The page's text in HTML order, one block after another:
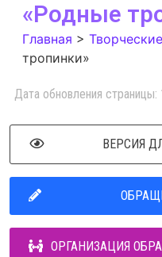
«Родные
Главная >
тропинки»
Дата обновления страницы:
ВЕРСИЯ
ОРГАНИЗАЦИЯ